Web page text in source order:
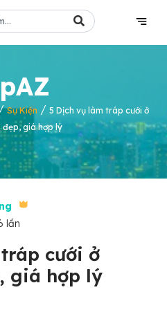
Sự Kiện / 5 Dịch vụ làm tráp cưới ở
đẹp, giá hợp lý
lần
cưới ở
giá hợp lý